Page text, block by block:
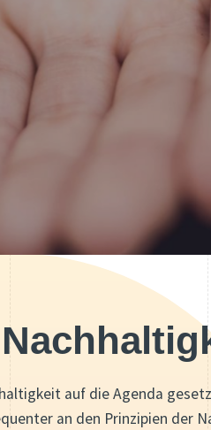
auf die Agenda
an den Prinzipien der